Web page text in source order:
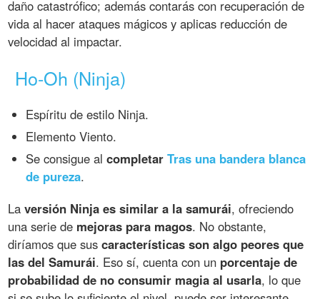
daño catastrófico; además contarás con recuperación de
vida al hacer ataques mágicos y aplicas reducción de
velocidad al impactar.
Ho-Oh (Ninja)
Espíritu de estilo Ninja.
Elemento Viento.
Se consigue alcompletarTras una bandera blanca
de pureza.
Laversión Ninja es similar a la samurái, ofreciendo
una serie de mejoras para magos. No obstante,
diríamos que suscaracterísticas son algo peores que
las del Samurái. Eso sí, cuenta con un porcentaje de
probabilidad de no consumir magia al usarla, lo que